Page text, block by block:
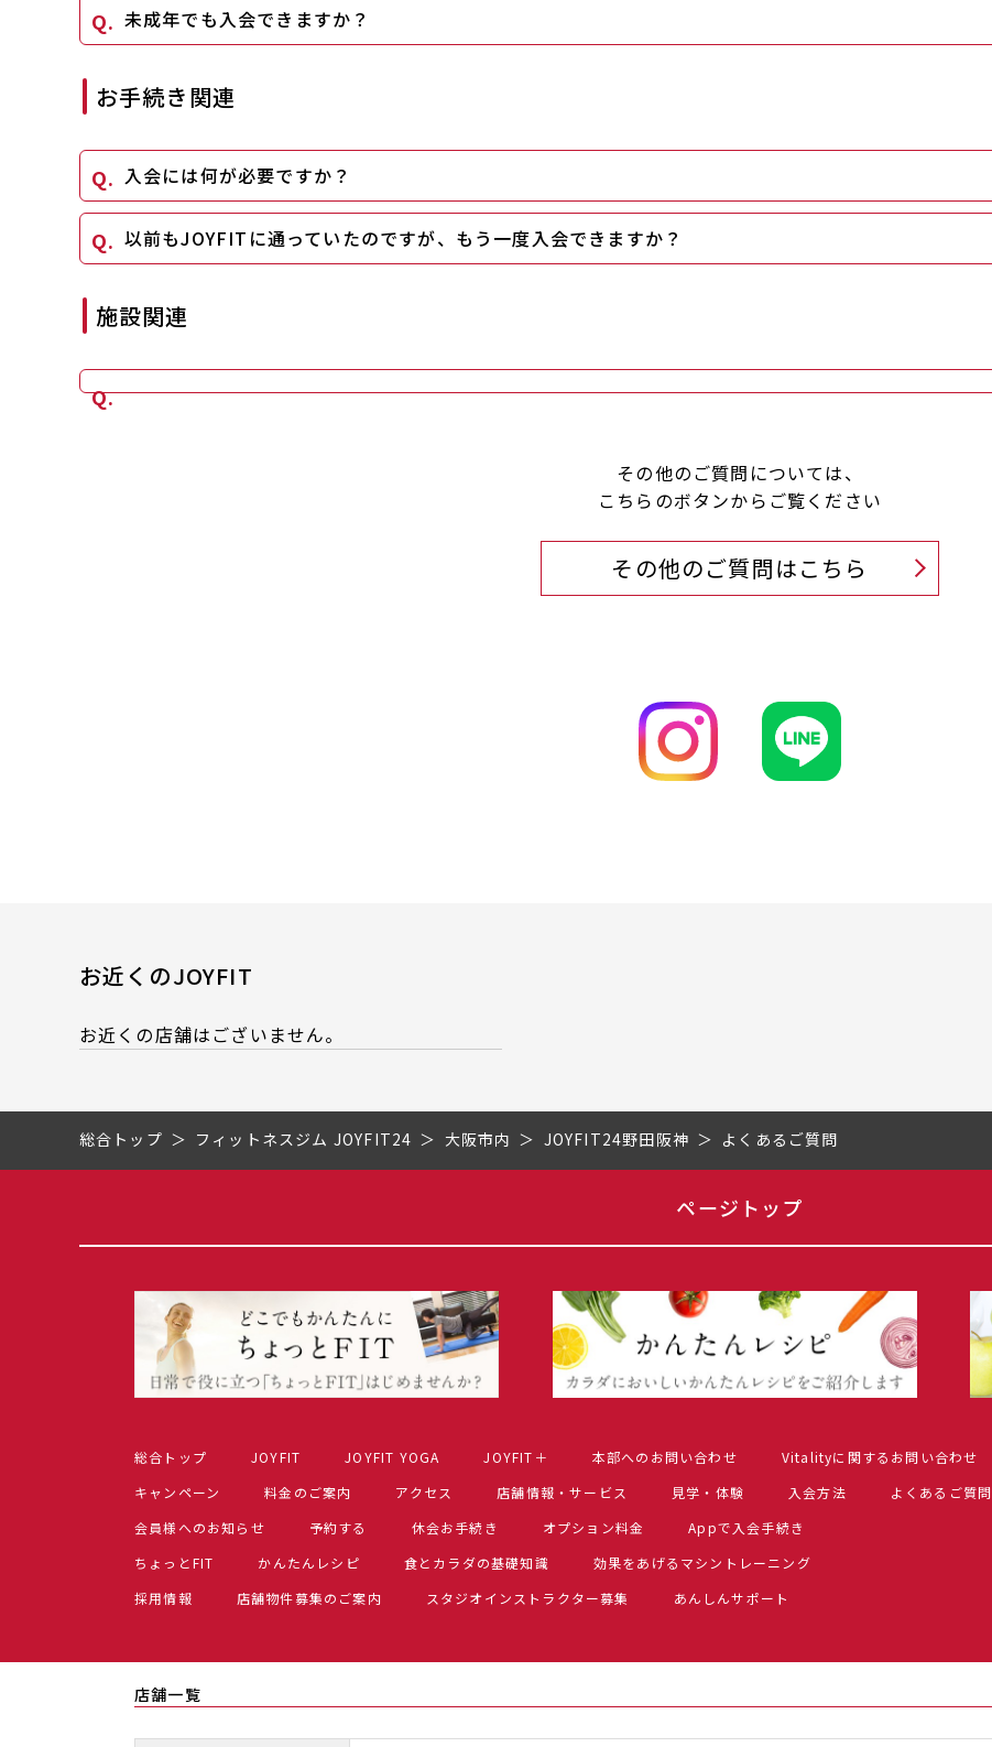
未成年でも入会できますか？
お手続き関連
入会には何が必要ですか？
以前もJOYFITに通っていたのですが、もう一度入会できますか？
施設関連
その他のご質問については、
こちらのボタンからご覧ください
その他のご質問はこちら
お近くのJOYFIT
お近くの店舗はございません。
総合トップ フィットネスジム JOYFIT24 大阪市内 JOYFIT24野田阪神 よくあるご質問
ページトップ
総合トップ JOYFIT JOYFIT YOGA JOYFIT＋ 本部へのお問い合わせ
Vitalityに関するお問い合わせ
キャンペーン
料金のご案内 アクセス 店舗情報・サービス 見学・体験 入会方法 よくあるご質問
会員様へのお知らせ
予約する 休会お手続き オプション料金
Appで入会手続き
ちょっとFIT
かんたんレシピ 食とカラダの基礎知識
効果をあげるマシントレーニング
採用情報
店舗物件募集のご案内 スタジオインストラクター募集 あんしんサポート
店舗一覧